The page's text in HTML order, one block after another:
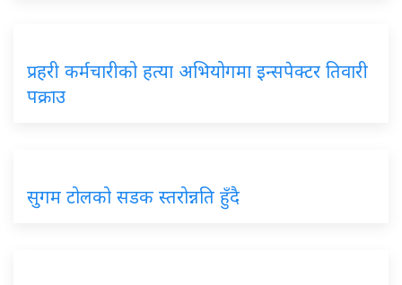
प्रहरी कर्मचारीको हत्या अभियोगमा इन्सपेक्टर तिवारी
पक्राउ
सुगम टोलको सडक स्तरोन्नति हुँदै